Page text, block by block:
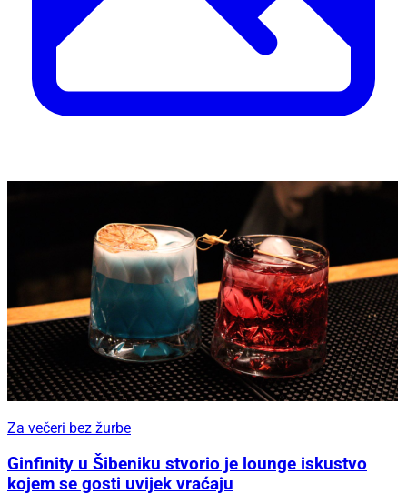
Za večeri bez žurbe
Ginfinity u Šibeniku stvorio je lounge iskustvo
kojem se gosti uvijek vraćaju